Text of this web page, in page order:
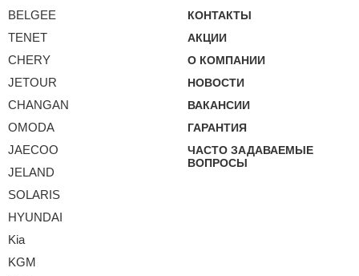
BELGEE
TENET
CHERY
JETOUR
CHANGAN
OMODA
JAECOO
JELAND
SOLARIS
HYUNDAI
Kia
KGM
КОНТАКТЫ
АКЦИИ
О КОМПАНИИ
НОВОСТИ
ВАКАНСИИ
ГАРАНТИЯ
ЧАСТО ЗАДАВАЕМЫЕ
ВОПРОСЫ